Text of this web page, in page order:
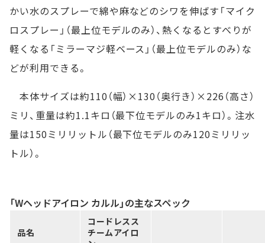
かい水のスプレーで綿や麻などのシワを伸ばす「マイク
ロスプレー」（最上位モデルのみ）、熱くなるとすべりが
軽くなる「ミラーマジ軽ベース」（最上位モデルのみ）な
どが利用できる。
本体サイズは約110（幅）×130（奥行き）×226（高さ）
ミリ、重量は約1.1キロ（最下位モデルのみ1キロ）。注水
量は150ミリリットル（最下位モデルのみ120ミリリッ
トル）。
「Wヘッドアイロン カルル」の主なスペック
品名
コードレスス
チームアイロ